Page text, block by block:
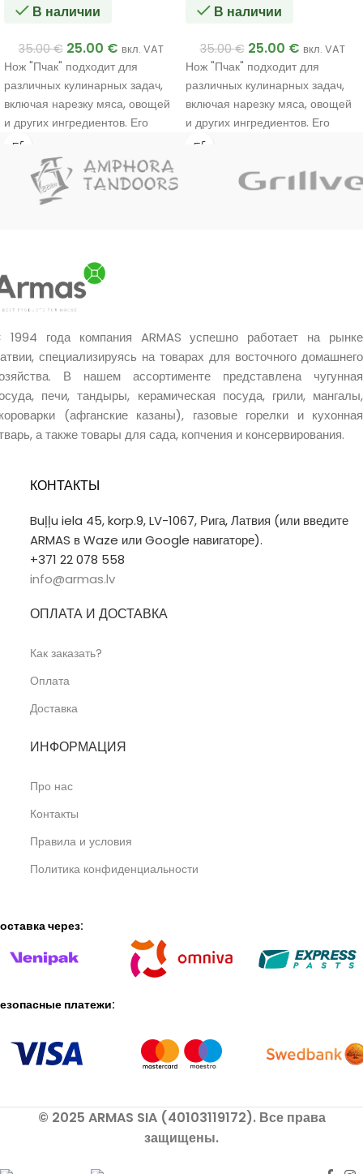
В наличии
35.00€ 25.00 € вкл. VAT
Нож "Пчак" подходит для
различных кулинарных задач,
включая нарезку мяса, овощей
и других ингредиентов. Его
уникальный дизайн и
материалы обеспечивают
прочность и эффективность в
использовании.
В наличии
35.00€ 25.00 € вкл. VAT
Нож "Пчак" подходит для
различных кулинарных задач,
включая нарезку мяса, овощей
и других ингредиентов. Его
уникальный дизайн и
прочность и эффективность в
1994 года компания ARMAS успешно работает на рынке
специализируясь на товарах для восточного домашнего
В нашем ассортименте представлена чугунная
печи, тандыры, керамическая посуда, грили, мангалы,
(афганские казаны), газовые горелки и кухонная
а также товары для сада, копчения и консервирования.
КОНТАКТЫ
Buļļu iela 45, korp.9, LV-1067, Рига, Латвия (или введите
ARMAS в Waze или Google навигаторе).
+371 22 078 558
info@armas.lv
ОПЛАТА И ДОСТАВКА
Как заказать?
Оплата
Доставка
ИНФОРМАЦИЯ
Про нас
Контакты
Правила и условия
Политика конфиденциальности
через:
платежи:
© 2025 ARMAS SIA (40103119172). Все права
защищены.